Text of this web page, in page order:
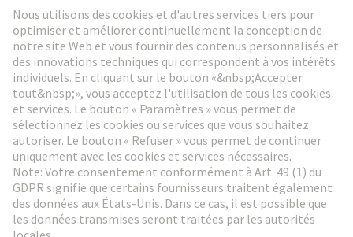
Aller à l'inscription
Social Media